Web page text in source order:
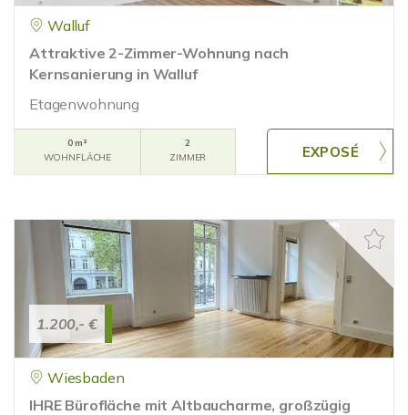
Walluf
Attraktive 2-Zimmer-Wohnung nach
Kernsanierung in Walluf
Etagenwohnung
0 m²
WOHNFLÄCHE
2
ZIMMER
1.200,- €
Wiesbaden
IHRE Bürofläche mit Altbaucharme, großzügig